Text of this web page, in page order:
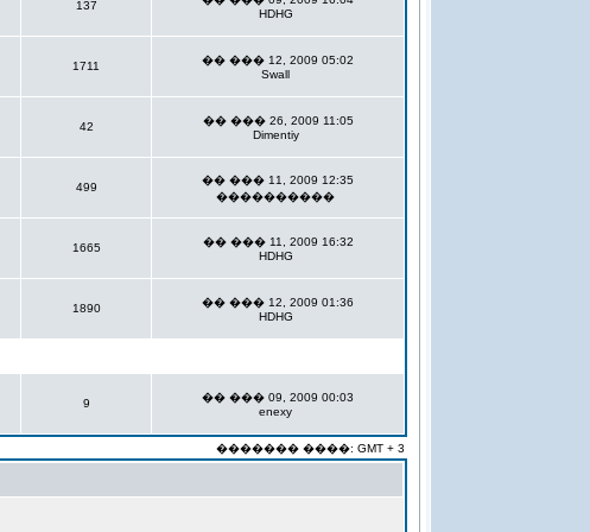
137
HDHG
1711
�� ��� 12, 2009 05:02
Swall
42
�� ��� 26, 2009 11:05
Dimentiy
499
�� ��� 11, 2009 12:35
����������
1665
�� ��� 11, 2009 16:32
HDHG
1890
�� ��� 12, 2009 01:36
HDHG
9
�� ��� 09, 2009 00:03
enexy
������� ����: GMT + 3